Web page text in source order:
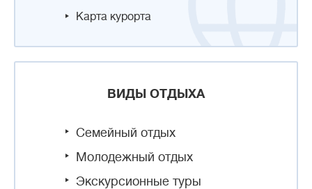
Карта курорта
ВИДЫ ОТДЫХА
Семейный отдых
Молодежный отдых
Экскурсионные туры